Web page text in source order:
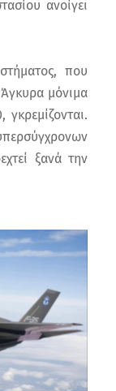
ανοίγει
που
μόνιμα
ξανά την